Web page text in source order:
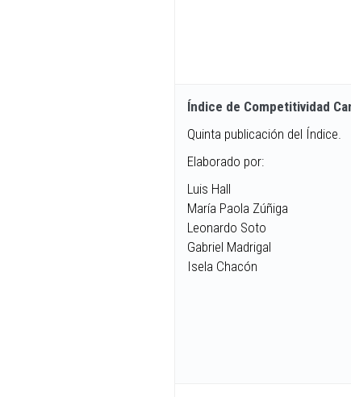
Índice de Competitividad
Quinta publicación del Índice.
Elaborado por:
Luis Hall
María Paola Zúñiga
Leonardo Soto
Gabriel Madrigal
Isela Chacón